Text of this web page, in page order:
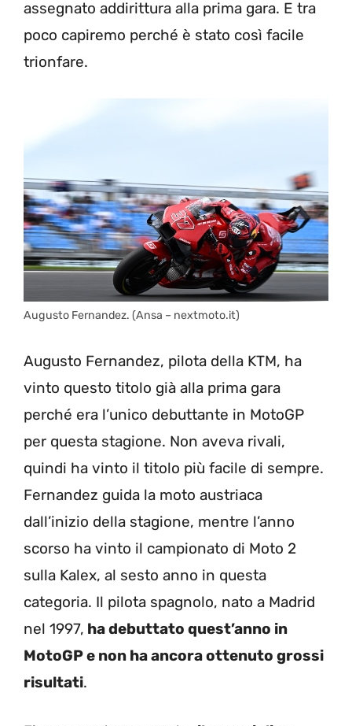
assegnato addirittura alla prima gara. E tra
poco capiremo perché è stato così facile
trionfare.
Augusto Fernandez. (Ansa – nextmoto.it)
Augusto Fernandez, pilota della KTM, ha
vinto questo titolo già alla prima gara
perché era l’unico debuttante in MotoGP
per questa stagione. Non aveva rivali,
quindi ha vinto il titolo più facile di sempre.
Fernandez guida la moto austriaca
dall’inizio della stagione, mentre l’anno
scorso ha vinto il campionato di Moto 2
sulla Kalex, al sesto anno in questa
categoria. Il pilota spagnolo, nato a Madrid
nel 1997, ha debuttato quest’anno in
MotoGP e non ha ancora ottenuto grossi
risultati.